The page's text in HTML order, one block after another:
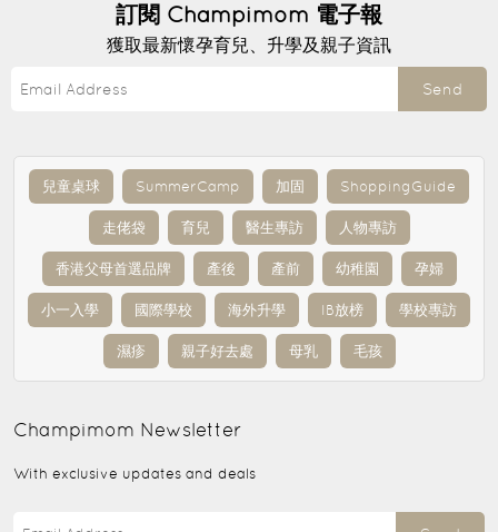
訂閱 Champimom 電子報
獲取最新懷孕育兒、升學及親子資訊
Send
兒童桌球 SummerCamp 加固 ShoppingGuide
走佬袋 育兒 醫生專訪 人物專訪
香港父母首選品牌 產後 產前 幼稚園 孕婦
小一入學 國際學校 海外升學 IB放榜 學校專訪
濕疹 親子好去處 母乳 毛孩
Champimom Newsletter
With exclusive updates and deals